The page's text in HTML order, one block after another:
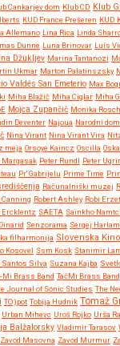
Cankarjev dom Klub CD Klub
KUD France Prešeren KUD
Allemano Lina Rica Linda
Dunne Luna Brinovar Luís
Džukljev Marina Tantanozi
Ukmar Marton Palatinszsky
Valdés San Emeterio Max
Miha Blažič Miha Ciglar Miha
Mojca Zupančič Monika
Deventer Najoua Narodni
Nina Virant Nina Virant Vira
meja Orsoye Kaincz Oscilla
Margasak Peter Rundl Peter
Pr' Gabrijelu Prime Time
Računalniški muzej
Canning Robert Ashley Robi
Ercklentz SAETA Sainkho
Senzorama Sergej
filharmonija Slovenska
Kosovel Ssm Kosk Stanimir
Santos Silva Suzana Kajba
Mi Brass Band TačMi Brass Band
Journal of Sonic Studies The
TO)pot Tobija Hudnik Tomaž
Urban Mihevc Uroš Rojko Urša
Balžalorsky Vladimir Tarasov
Zavod Masovna Zavod Murmur